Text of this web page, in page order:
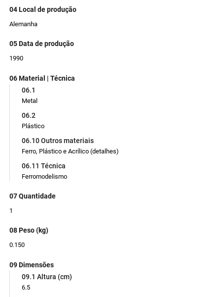
04 Local de produção
Alemanha
05 Data de produção
1990
06 Material | Técnica
06.1
Metal
06.2
Plástico
06.10 Outros materiais
Ferro, Plástico e Acrílico (detalhes)
06.11 Técnica
Ferromodelismo
07 Quantidade
1
08 Peso (kg)
0.150
09 Dimensões
09.1 Altura (cm)
6.5